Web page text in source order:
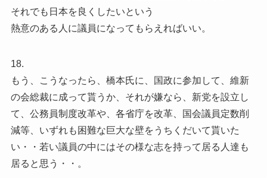
それでも日本を良くしたいという
熱意のある人に議員になってもらえればいい。
18.
もう、こうなったら、橋本氏に、国政に参加して、維新
の会総裁に成って貰うか、それが嫌なら、新党を設立し
て、公務員制度改革や、各省庁を改革、国会議員定数削
減等、いずれも困難な巨大な壁をうちくだいて貰いた
い・・若い議員の中にはその様な志を持って居る人達も
居ると思う・・。